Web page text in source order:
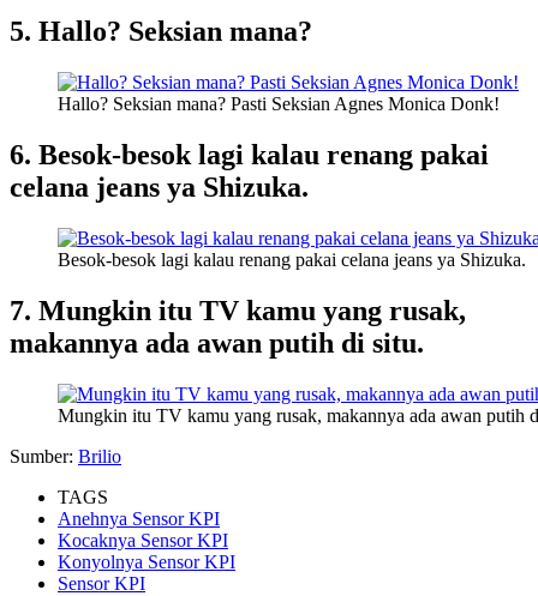
5. Hallo? Seksian mana?
Hallo? Seksian mana? Pasti Seksian Agnes Monica Donk!
6. Besok-besok lagi kalau renang pakai
celana jeans ya Shizuka.
Besok-besok lagi kalau renang pakai celana jeans ya Shizuka.
7. Mungkin itu TV kamu yang rusak,
makannya ada awan putih di situ.
Mungkin itu TV kamu yang rusak, makannya ada awan putih
Sumber: Brilio
TAGS
Anehnya Sensor KPI
Kocaknya Sensor KPI
Konyolnya Sensor KPI
Sensor KPI